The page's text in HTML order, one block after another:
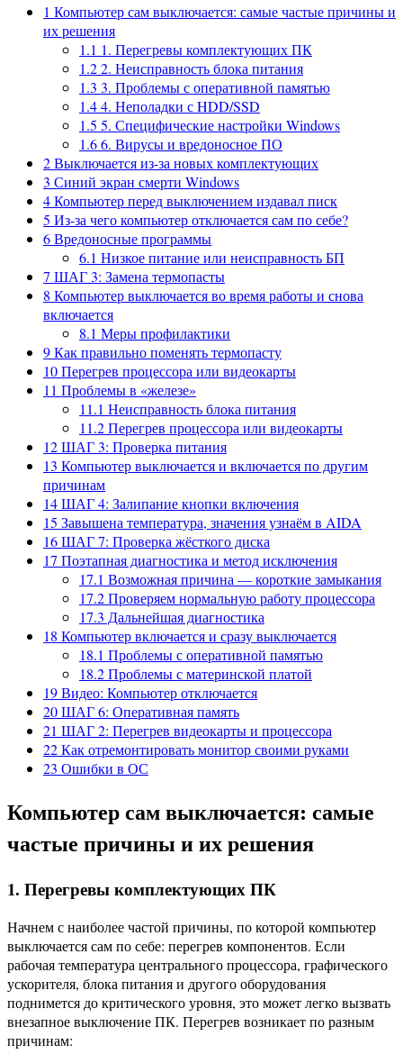
1 Компьютер сам выключается: самые частые причины и
их решения
1.1 1. Перегревы комплектующих ПК
1.22. Неисправность блока питания
1.3 3. Проблемы с оперативной памятью
1.44. Неполадки с HDD/SSD
1.5 5. Специфические настройки Windows
1.66. Вирусы и вредоносное ПО
2Выключается из-за новых комплектующих
3 Синий экран смерти Windows
4Компьютер перед выключением издавал писк
5 Из-за чего компьютер отключается сам по себе?
6Вредоносные программы
6.1 Низкое питание или неисправность БП
7 ШАГ 3: Замена термопасты
8 Компьютер выключается во время работы и снова
включается
8.1 Меры профилактики
9Как правильно поменять термопасту
10Перегрев процессора или видеокарты
11 Проблемы в «железе»
11.1 Неисправность блока питания
11.2Перегрев процессора или видеокарты
12ШАГ 3: Проверка питания
13 Компьютер выключается и включается по другим
причинам
14ШАГ 4: Залипание кнопки включения
15 Завышена температура, значения узнаём в AIDA
16ШАГ 7: Проверка жёсткого диска
17 Поэтапная диагностика и метод исключения
17.1 Возможная причина — короткие замыкания
17.2Проверяем нормальную работу процессора
17.3 Дальнейшая диагностика
18 Компьютер включается и сразу выключается
18.1 Проблемы с оперативной памятью
18.2Проблемы с материнской платой
19Видео: Компьютер отключается
20ШАГ 6: Оперативная память
21 ШАГ 2: Перегрев видеокарты и процессора
22Как отремонтировать монитор своими руками
23 Ошибки в ОС
Компьютер сам выключается: самые
частые причины и их решения
1. Перегревы комплектующих ПК
Начнем с наиболее частой причины, по которой компьютер
выключается сам по себе: перегрев компонентов. Если
рабочая температура центрального процессора, графического
ускорителя, блока питания и другого оборудования
поднимется до критического уровня, это может легко вызвать
внезапное выключение ПК. Перегрев возникает по разным
причинам: